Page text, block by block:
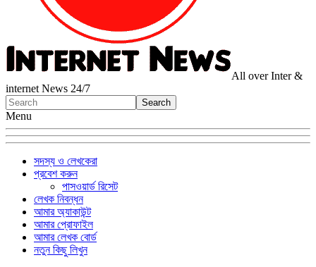
All over Inter &
internet News 24/7
Menu
সদস্য ও লেখকেরা
প্রবেশ করুন
পাসওয়ার্ড রিসেট
লেখক নিবন্ধন
আমার অ্যাকাউন্ট
আমার প্রোফাইল
আমার লেখক বোর্ড
নতুন কিছু লিখুন